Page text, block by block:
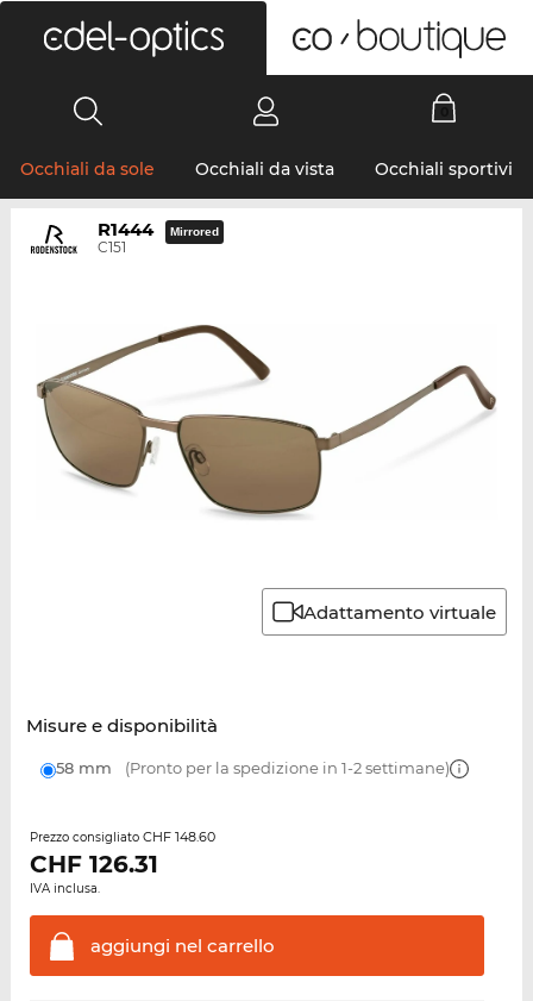
Occhiali da sole Occhiali da vista Occhiali sportivi
R1444
C151
Mirrored
Adattamento virtuale
Misure e disponibilità
58 mm (Pronto per la spedizione in 1-2 settimane)
Prezzo consigliato CHF 148.60
CHF 126.31
IVA inclusa.
aggiungi nel carrello